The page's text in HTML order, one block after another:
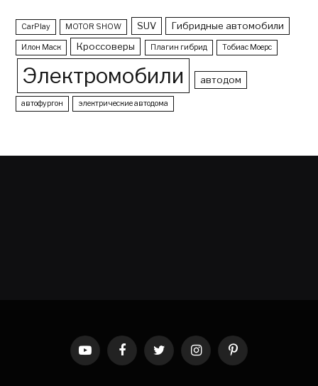
CarPlay MOTOR SHOW SUV Гибридные автомобили
Илон Маск Кроссоверы Плагин гибрид Тобиас Моерс
Электромобили автодом
автофургон электрические автодома
YouTubeFacebookTwitter InstagramPinterest